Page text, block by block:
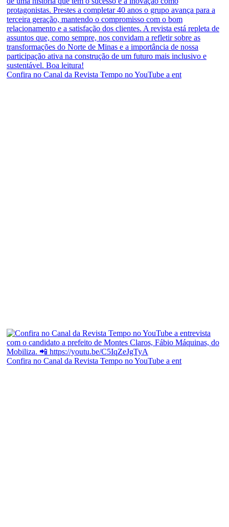
Confira no Canal da Revista Tempo no YouTube a ent
Confira no Canal da Revista Tempo no YouTube a ent